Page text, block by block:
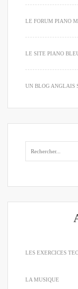
LE FORUM PIANO
LE SITE PIANO
UN BLOG ANGLAIS
LES EXERCICES
LA MUSIQUE